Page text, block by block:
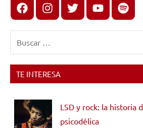
FacebookInstagram
X youtubespotify
TE INTERESA
LSD y rock: la historia
psicodélica